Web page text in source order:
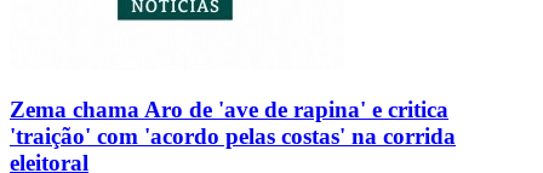
Zema chama Aro de 'ave de rapina' e critica
'traição' com 'acordo pelas costas' na corrida
eleitoral